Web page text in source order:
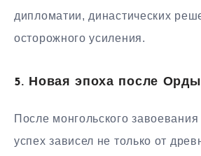
дипломатии, династических
осторожного усиления.
5. Новая эпоха после Орды
После монгольского завоевания
успех зависел не только от